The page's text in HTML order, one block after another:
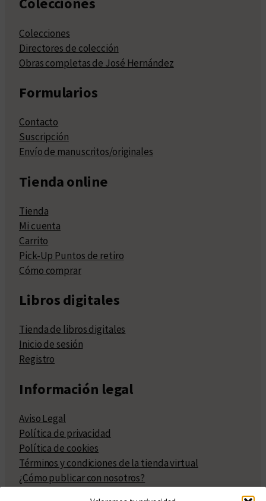
Colecciones
Directores de colección
Obras completas de José Hernández
Formularios
Contacto
Suscripción
Envío de manuscritos/originales
Tienda online
Tienda
Mi cuenta
Carrito
Pick-Up Puntos de retiro
Cómo comprar
Libros digitales
Tienda de libros digitales
Inicio de sesión
Registro
Información legal
Aviso Legal
Política de privacidad
Política de cookies
Términos y condiciones de la tienda virtual
¿Cómo publicar con nosotros?